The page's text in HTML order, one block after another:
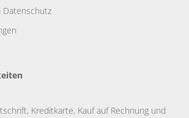
Datenschutz
Kreditkarte, Kauf auf Rechnung und